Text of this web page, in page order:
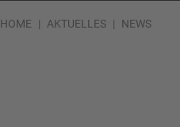
HOME AKTUELLES NEWS